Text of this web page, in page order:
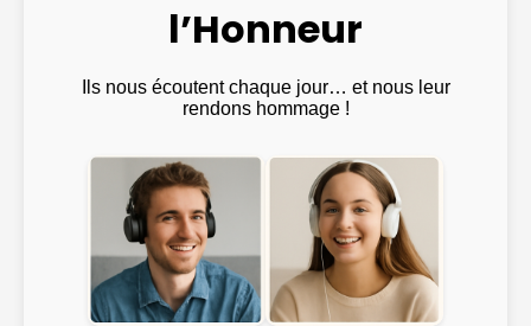
l’Honneur
Ils nous écoutent chaque jour… et nous leur
rendons hommage !